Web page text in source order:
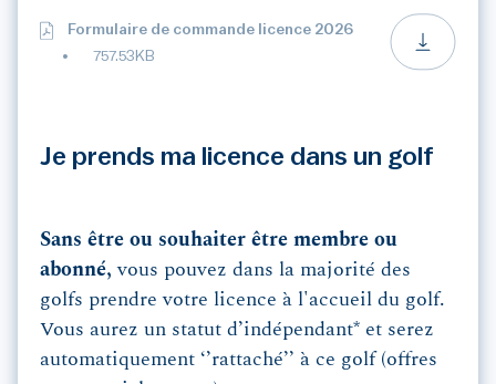
Formulaire de commande licence 2026
757.53KB
Je prends ma licence dans un golf
Sans être ou souhaiter être membre ou
abonné, vous pouvez dans la majorité des
golfs prendre votre licence à l'accueil du golf.
Vous aurez un statut d’indépendant* et serez
automatiquement ‘’rattaché’’ à ce golf (offres